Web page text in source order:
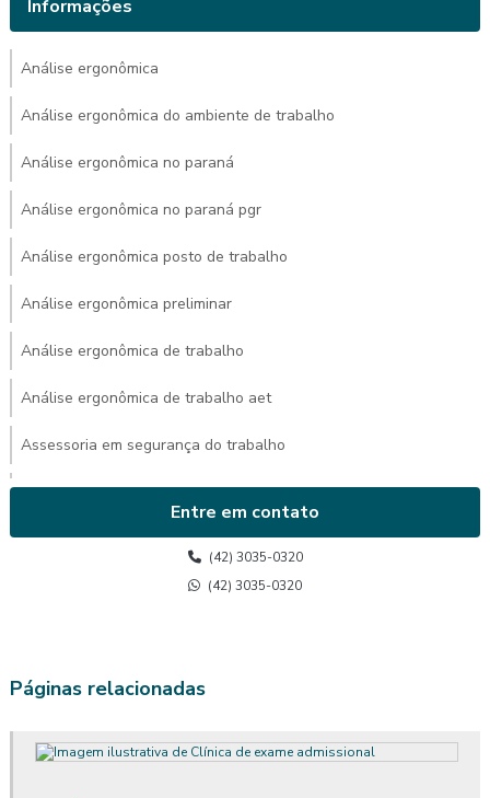
Informações
Análise ergonômica
Análise ergonômica do ambiente de trabalho
Análise ergonômica no paraná
Análise ergonômica no paraná pgr
Análise ergonômica posto de trabalho
Análise ergonômica preliminar
Análise ergonômica de trabalho
Análise ergonômica de trabalho aet
Assessoria em segurança do trabalho
Avaliação ambiental de calor
Avaliação de calor
Avaliação de calor segurança do trabalho
Avaliação ergonômica
Entre em contato
(42) 3035-0320
(42) 3035-0320
Páginas relacionadas